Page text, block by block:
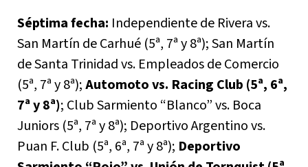
Séptima fecha: Independiente de Rivera vs.
San Martín de Carhué (5ª, 7ª y 8ª); San Martín
de Santa Trinidad vs. Empleados de Comercio
(5ª, 7ª y 8ª);Automoto vs. Racing Club (5ª, 6ª,
7ª y 8ª); Club Sarmiento “Blanco” vs. Boca
Juniors (5ª, 7ª y 8ª); Deportivo Argentino vs.
Puan F. Club (5ª, 6ª, 7ª y 8ª); Deportivo